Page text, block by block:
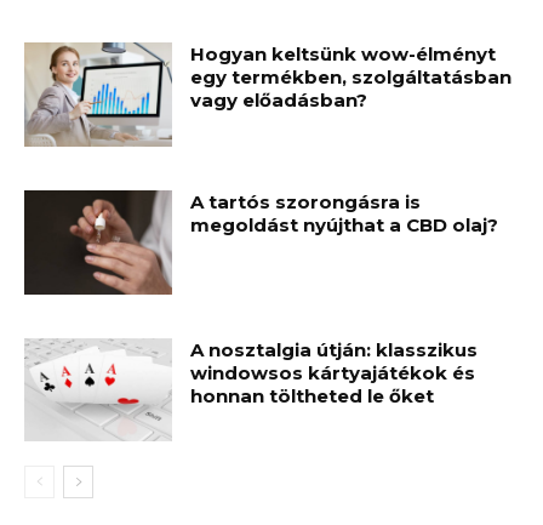
Hogyan keltsünk wow-élményt
egy termékben, szolgáltatásban
vagy előadásban?
A tartós szorongásra is
megoldást nyújthat a CBD olaj?
A nosztalgia útján: klasszikus
windowsos kártyajátékok és
honnan töltheted le őket